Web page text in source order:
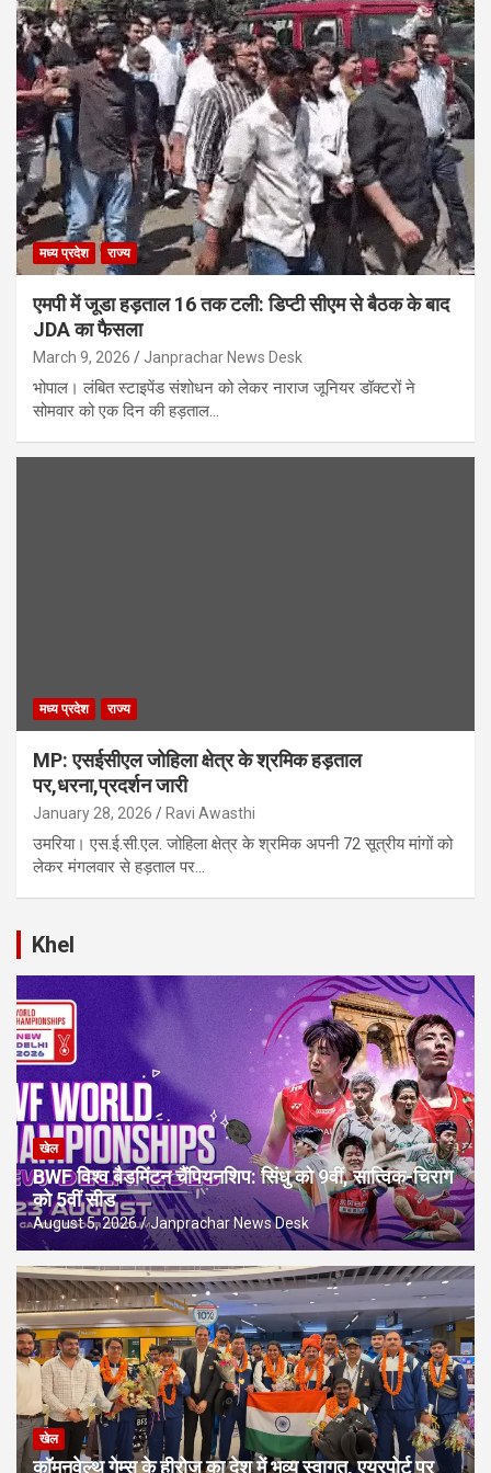
मध्य प्रदेश राज्य
एमपी में जूडा हड़ताल 16 तक टली: डिप्टी सीएम से बैठक के बाद
JDA का फैसला
March 9, 2026 Janprachar News Desk
भोपाल। लंबित स्टाइपेंड संशोधन को लेकर नाराज जूनियर डॉक्टरों ने
सोमवार को एक दिन की हड़ताल…
मध्य प्रदेश राज्य
MP: एसईसीएल जोहिला क्षेत्र के श्रमिक हड़ताल
पर,धरना,प्रदर्शन जारी
January 28, 2026 Ravi Awasthi
उमरिया। एस.ई.सी.एल. जोहिला क्षेत्र के श्रमिक अपनी 72 सूत्रीय मांगों को
लेकर मंगलवार से हड़ताल पर…
Khel
खेल
BWF विश्व बैडमिंटन चैंपियनशिप: सिंधु को 9वीं, सात्विक-चिराग
को 5वीं सीड
August 5, 2026 Janprachar News Desk
खेल
कॉमनवेल्थ गेम्स के हीरोज का देश में भव्य स्वागत, एयरपोर्ट पर